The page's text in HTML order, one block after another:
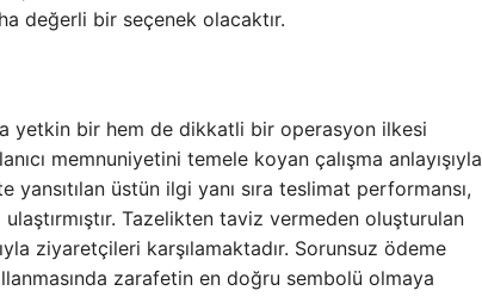
değerli bir seçenek olacaktır.
yetkin bir hem de dikkatli bir operasyon ilkesi
memnuniyetini temele koyan çalışma anlayışıyla
üstün ilgi yanı sıra teslimat performansı,
Tazelikten taviz vermeden oluşturulan
ziyaretçileri karşılamaktadır. Sorunsuz ödeme
zarafetin en doğru sembolü olmaya